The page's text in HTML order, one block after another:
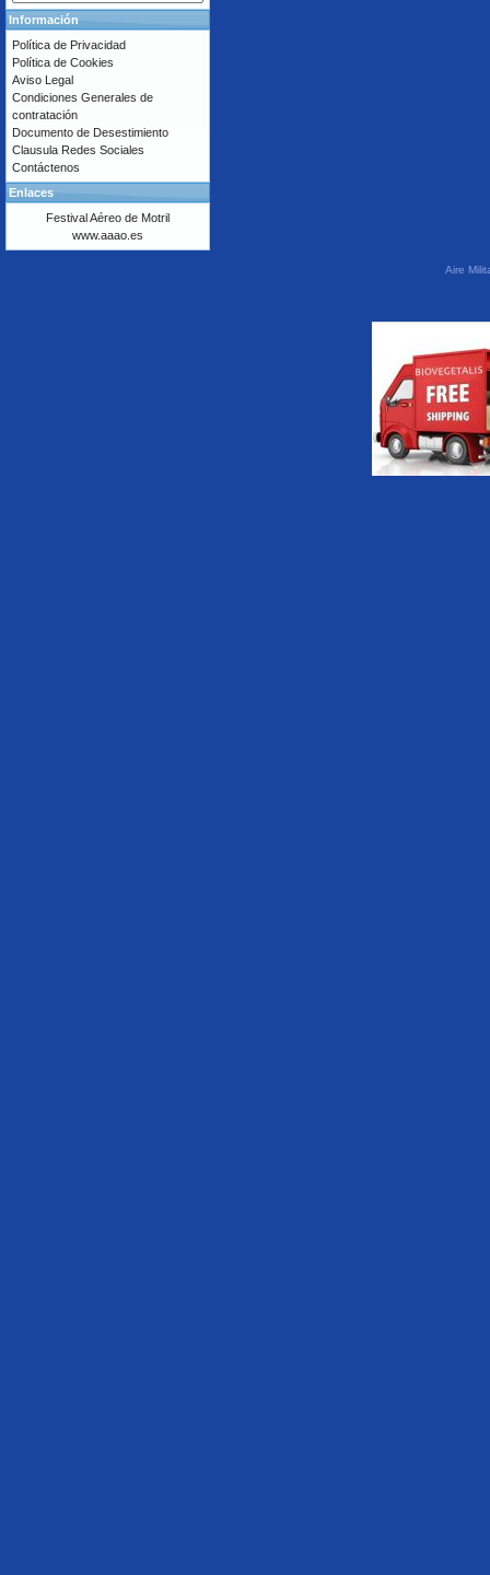
Información
Política de Privacidad
Política de Cookies
Aviso Legal
Condiciones Generales de
contratación
Documento de Desestimiento
Clausula Redes Sociales
Contáctenos
Enlaces
Festival Aéreo de Motril
www.aaao.es
Aire